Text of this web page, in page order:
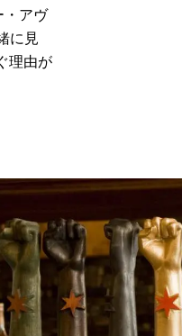
・アヴ
に見
理由が